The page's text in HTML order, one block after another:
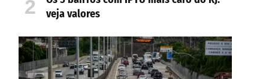
veja valores